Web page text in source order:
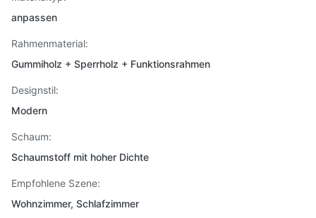
anpassen
Rahmenmaterial:
Gummiholz ​​+ Sperrholz + Funktionsrahmen
Designstil:
Modern
Schaum:
Schaumstoff mit hoher Dichte
Empfohlene Szene:
Wohnzimmer, Schlafzimmer